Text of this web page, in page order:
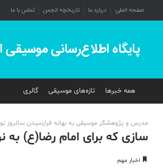
صفحه اصلی درباره ما تاریخچه انجمن تماس با ما
پایگاه اطلاع‌رسانی موسیقی
همه خبرها تازه‌های موسیقی گالری
مدرس و پژوهشگر موسیقی به بهانه فرارسیدن سالروز
سازی که برای امام رضا(ع) به
اخبار مهم